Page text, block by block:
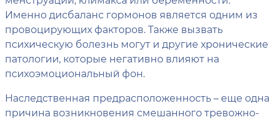
Именно дисбаланс гормонов является одним из
провоцирующих факторов. Также вызвать
психическую болезнь могут и другие хронические
патологии, которые негативно влияют на
психоэмоциональный фон.
Наследственная предрасположенность – еще одна
причина возникновения смешанного тревожно-